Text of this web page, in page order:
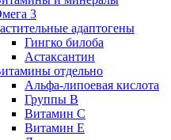
3
адаптогены
Гингко билоба
Астаксантин
отдельно
Альфа-липоевая кислота
Группы B
Витамин С
Витамин Е